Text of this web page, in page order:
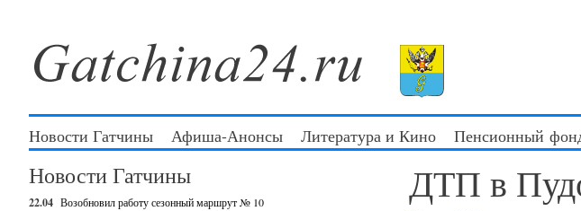
Новости Гатчины Афиша-Анонсы Литература и Кино Пенсионный
Новости Гатчины
22.04 Возобновил работу сезонный маршрут № 10 ДТП в